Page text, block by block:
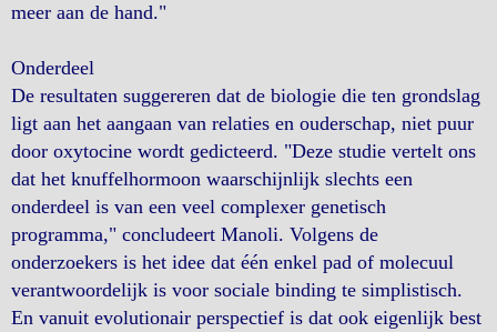
meer aan de hand."
Onderdeel
De resultaten suggereren dat de biologie die ten grondslag
ligt aan het aangaan van relaties en ouderschap, niet puur
door oxytocine wordt gedicteerd. "Deze studie vertelt ons
dat het knuffelhormoon waarschijnlijk slechts een
onderdeel is van een veel complexer genetisch
programma," concludeert Manoli. Volgens de
onderzoekers is het idee dat één enkel pad of molecuul
verantwoordelijk is voor sociale binding te simplistisch.
En vanuit evolutionair perspectief is dat ook eigenlijk best